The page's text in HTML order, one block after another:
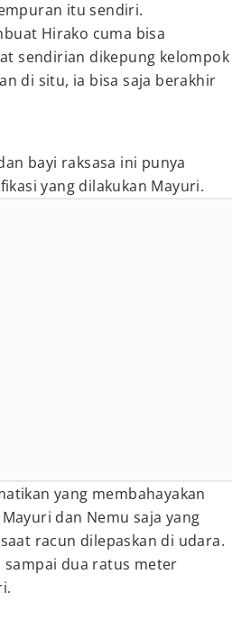
itu sendiri.
Hirako cuma bisa
sendirian dikepung kelompok
di situ, ia bisa saja berakhir
bayi raksasa ini punya
yang dilakukan Mayuri.
yang membahayakan
dan Nemu saja yang
racun dilepaskan di udara.
sampai dua ratus meter